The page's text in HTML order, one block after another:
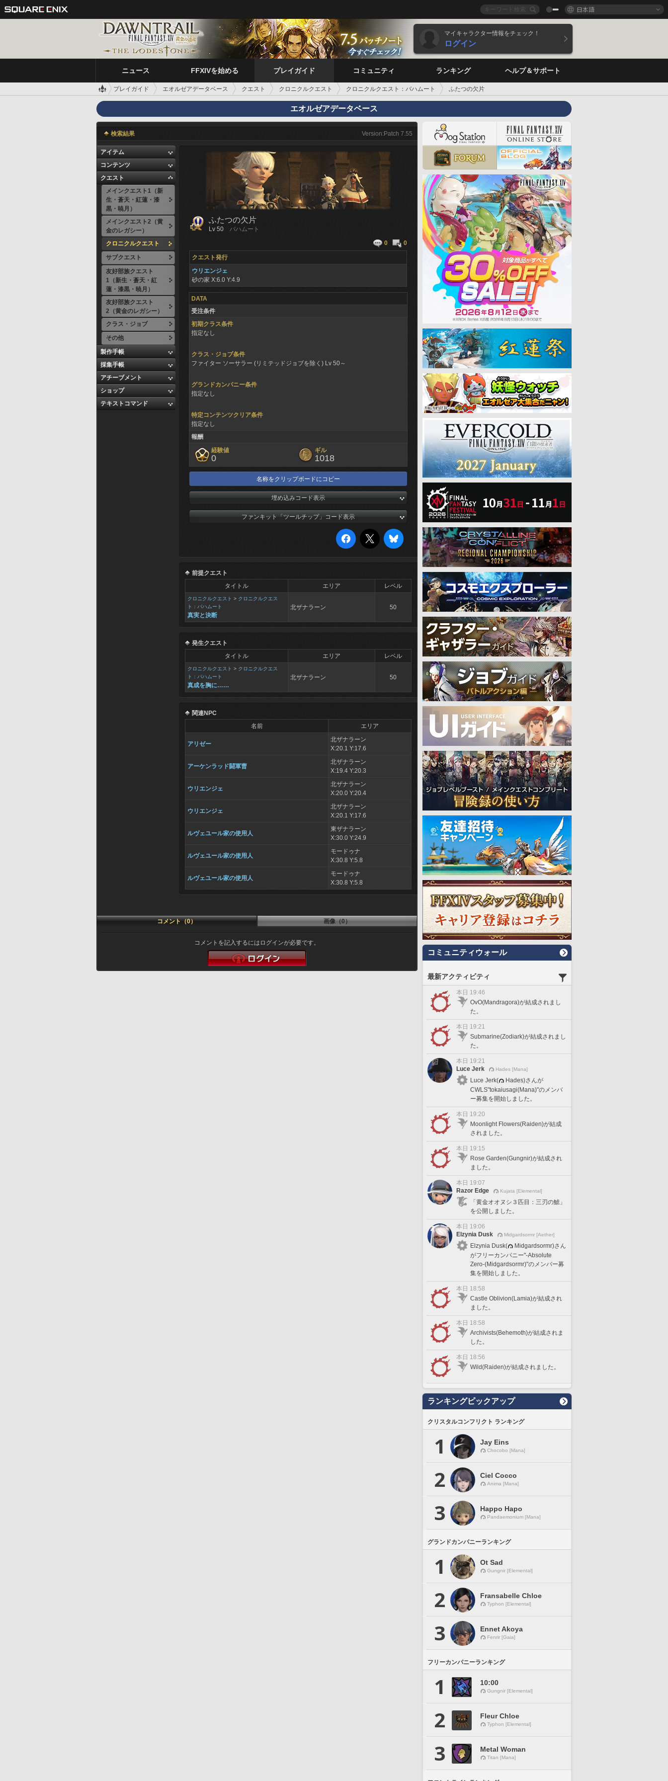
日本語
マイキャラクター情報をチェック！
ログイン
ニュース FFXIVを始める プレイガイド コミュニティ ランキング ヘルプ＆サポート
プレイガイド エオルゼアデータベース クエスト クロニクルクエスト クロニクルクエスト：バハムート ふたつの欠片
エオルゼアデータベース
検索結果 Version:Patch 7.55
アイテム
コンテンツ
クエスト
メインクエスト1（新
生・蒼天・紅蓮・漆
黒・暁月）
メインクエスト2（黄
金のレガシー）
クロニクルクエスト
サブクエスト
友好部族クエスト
1（新生・蒼天・紅
蓮・漆黒・暁月）
友好部族クエスト
2（黄金のレガシー）
クラス・ジョブ
その他
製作手帳
採集手帳
アチーブメント
ショップ
テキストコマンド
ふたつの欠片
Lv 50
バハムート
0
0
クエスト発行
ウリエンジェ
砂の家 X:6.0 Y:4.9
DATA
受注条件
初期クラス条件
指定なし
クラス・ジョブ条件
ファイター ソーサラー (リミテッドジョブを除く) Lv 50～
グランドカンパニー条件
指定なし
特定コンテンツクリア条件
指定なし
報酬
経験値
0
ギル
1018
名称をクリップボードにコピー
埋め込みコード表示
ファンキット「ツールチップ」コード表示
前提クエスト
タイトル
エリア レベル
クロニクルクエスト > クロニクルクエス
ト：バハムート
真実と決断
北ザナラーン 50
発生クエスト
タイトル
エリア レベル
クロニクルクエスト > クロニクルクエス
ト：バハムート
真成を胸に……
北ザナラーン 50
関連NPC
名前
エリア
アリゼー
北ザナラーン
X:20.1 Y:17.6
アーケンラッド闘軍曹
北ザナラーン
X:19.4 Y:20.3
ウリエンジェ
北ザナラーン
X:20.0 Y:20.4
ウリエンジェ
北ザナラーン
X:20.1 Y:17.6
ルヴェユール家の使用人
東ザナラーン
X:30.0 Y:24.9
ルヴェユール家の使用人
モードゥナ
X:30.8 Y:5.8
ルヴェユール家の使用人
モードゥナ
X:30.8 Y:5.8
コメント（0） 画像（0）
コメントを記入するにはログインが必要です。
コミュニティウォール
最新アクティビティ
本日 19:46
OvO(Mandragora)が結成されまし
た。
本日 19:21
Submarine(Zodiark)が結成されまし
た。
本日 19:21
Luce Jerk
Hades [Mana]
Luce Jerk(
Hades)さんが
CWLS"tokaiusagi(Mana)"のメンバ
ー募集を開始しました。
本日 19:20
Moonlight Flowers(Raiden)が結成
されました。
本日 19:15
Rose Garden(Gungnir)が結成され
ました。
本日 19:07
Razor Edge
Kujata [Elemental]
「黄金オオヌシ３匹目：三刃の鯱」
を公開しました。
本日 19:06
Elzynia Dusk
Midgardsormr [Aether]
Elzynia Dusk(
Midgardsormr)さん
がフリーカンパニー"-Absolute
Zero-(Midgardsormr)"のメンバー募
集を開始しました。
本日 18:58
Castle Oblivion(Lamia)が結成され
ました。
本日 18:58
Archivists(Behemoth)が結成されま
した。
本日 18:56
Wild(Raiden)が結成されました。
ランキングピックアップ
クリスタルコンフリクト ランキング
1 Jay Eins
Chocobo [Mana]
2 Ciel Cocco
Anima [Mana]
3 Happo Hapo
Pandaemonium [Mana]
グランドカンパニーランキング
1 Ot Sad
Gungnir [Elemental]
2 Fransabelle Chloe
Typhon [Elemental]
3 Ennet Akoya
Fenrir [Gaia]
フリーカンパニーランキング
1 10:00
Gungnir [Elemental]
2 Fleur Chloe
Typhon [Elemental]
3 Metal Woman
Titan [Mana]